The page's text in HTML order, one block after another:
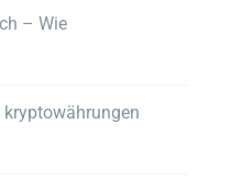
– Wie